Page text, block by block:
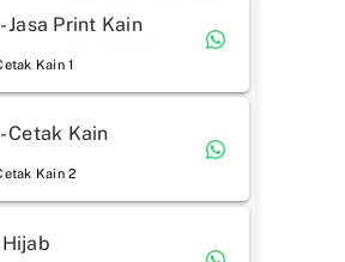
Jasa Print Kain
Kain 1
Cetak Kain
Kain 2